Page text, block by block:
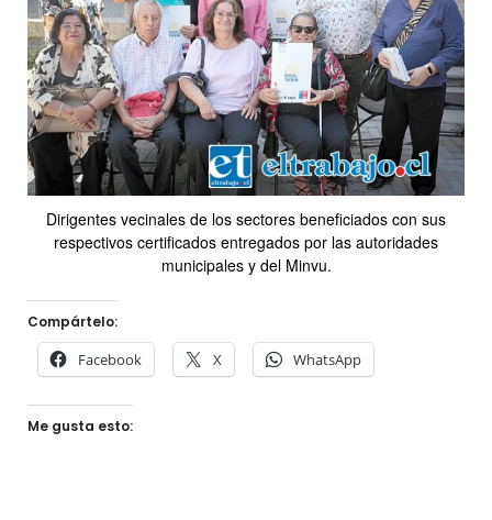
Dirigentes vecinales de los sectores beneficiados con sus
respectivos certificados entregados por las autoridades
municipales y del Minvu.
Compártelo:
Facebook X WhatsApp
Me gusta esto: